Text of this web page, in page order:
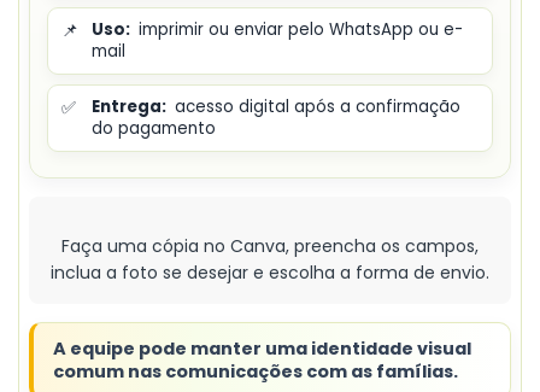
📌 Uso: imprimir ou enviar pelo WhatsApp ou e-
mail
✅ Entrega: acesso digital após a confirmação
do pagamento
Faça uma cópia no Canva, preencha os campos,
inclua a foto se desejar e escolha a forma de envio.
A equipe pode manter uma identidade visual
comum nas comunicações com as famílias.